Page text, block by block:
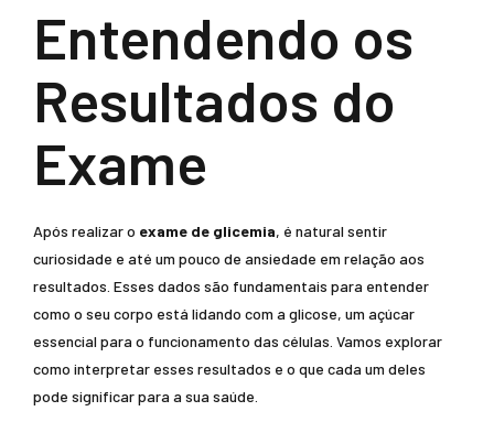
Entendendo os
Resultados do
Exame
Após realizar o exame de glicemia, é natural sentir
curiosidade e até um pouco de ansiedade em relação aos
resultados. Esses dados são fundamentais para entender
como o seu corpo está lidando com a glicose, um açúcar
essencial para o funcionamento das células. Vamos explorar
como interpretar esses resultados e o que cada um deles
pode significar para a sua saúde.